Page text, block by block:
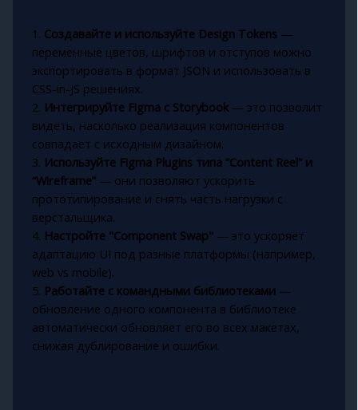
1. Создавайте и используйте Design Tokens—
переменные цветов, шрифтов и отступов можно
экспортировать в формат JSON и использовать в
CSS-in-JS решениях.
2. Интегрируйте Figma с Storybook— это позволит
видеть, насколько реализация компонентов
совпадает с исходным дизайном.
3. Используйте Figma Plugins типа “Content Reel” и
“Wireframe”— они позволяют ускорить
прототипирование и снять часть нагрузки с
верстальщика.
4. Настройте "Component Swap"— это ускоряет
адаптацию UI под разные платформы (например,
web vs mobile).
5. Работайте с командными библиотеками—
обновление одного компонента в библиотеке
автоматически обновляет его во всех макетах,
снижая дублирование и ошибки.